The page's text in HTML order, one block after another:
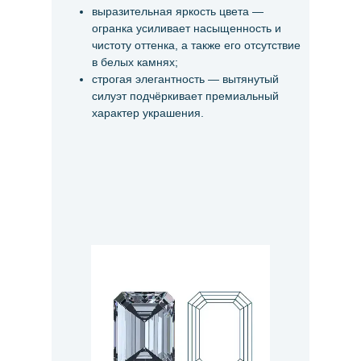
выразительная яркость цвета —
огранка усиливает насыщенность и
чистоту оттенка, а также его отсутствие
в белых камнях;
строгая элегантность — вытянутый
силуэт подчёркивает премиальный
характер украшения.